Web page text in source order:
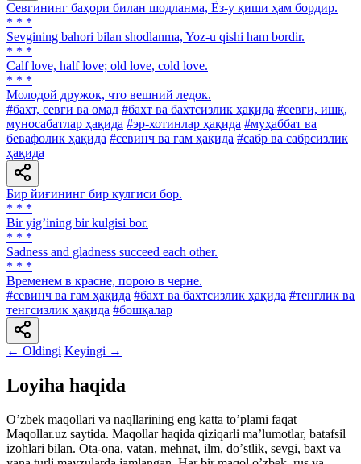
Севгининг баҳори билан шодланма, Ёз-у қиши ҳам бордир.
* * *
Sevgining bahori bilan shodlanma, Yoz-u qishi ham bordir.
* * *
Calf love, half love; old love, cold love.
* * *
Молодой дружок, что вешний ледок.
#бахт, севги ва омад #бахт ва бахтсизлик ҳақида #севги, ишқ,
муносабатлар ҳақида #эр-хотинлар ҳақида #муҳаббат ва
бевафолик ҳақида #севинч ва ғам ҳақида #сабр ва сабрсизлик
ҳақида
Бир йиғининг бир кулгиси бор.
* * *
Bir yigʼining bir kulgisi bor.
* * *
Sadness and gladness succeed each other.
* * *
Временем в красне, порою в черне.
#севинч ва ғам ҳақида #бахт ва бахтсизлик ҳақида #тенглик ва
тенгсизлик ҳақида #бошқалар
← Oldingi Keyingi →
Loyiha haqida
Oʼzbek maqollari va naqllarining eng katta toʼplami faqat
Maqollar.uz saytida. Maqollar haqida qiziqarli maʼlumotlar, batafsil
izohlari bilan. Ota-ona, vatan, mehnat, ilm, doʼstlik, sevgi, baxt va